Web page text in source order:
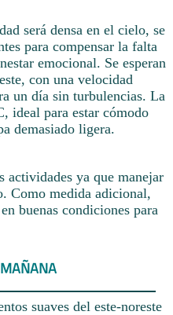
será densa en el cielo, se
para compensar la falta
emocional. Se esperan
con una velocidad
un día sin turbulencias. La
ideal para estar cómodo
demasiado ligera.
actividades ya que manejar
Como medida adicional,
buenas condiciones para
suaves del este-noreste